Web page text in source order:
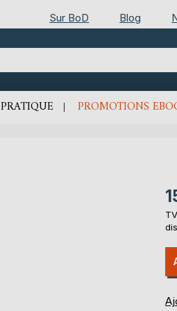
Sur BoD Blog
PRATIQUE PROMOTIONS